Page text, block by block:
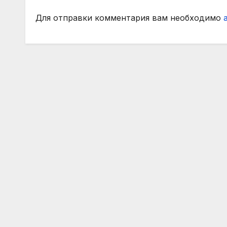
Для отправки комментария вам необходимо